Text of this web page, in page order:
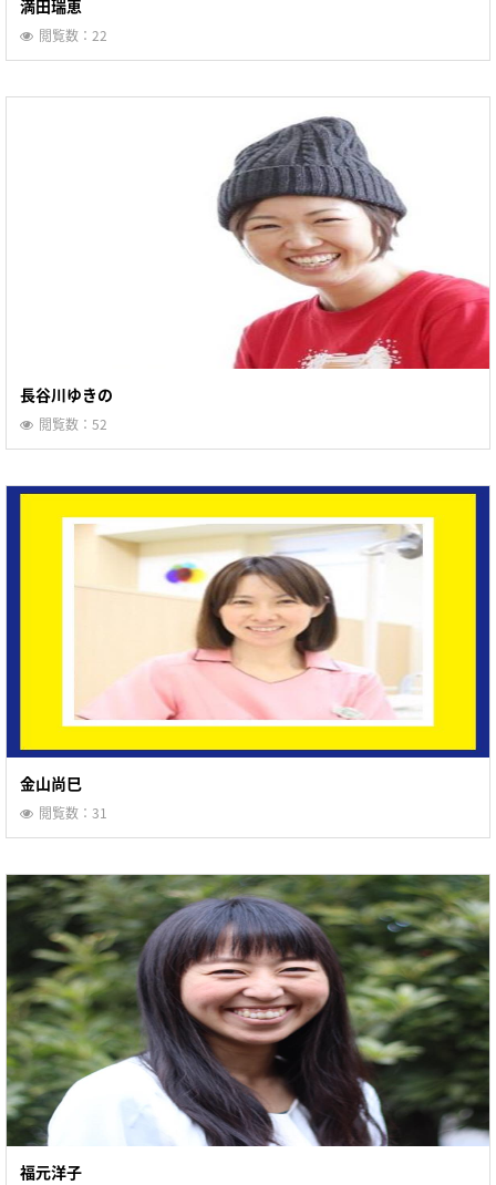
満田瑞恵
閲覧数：22
長谷川ゆきの
閲覧数：52
金山尚巳
閲覧数：31
福元洋子